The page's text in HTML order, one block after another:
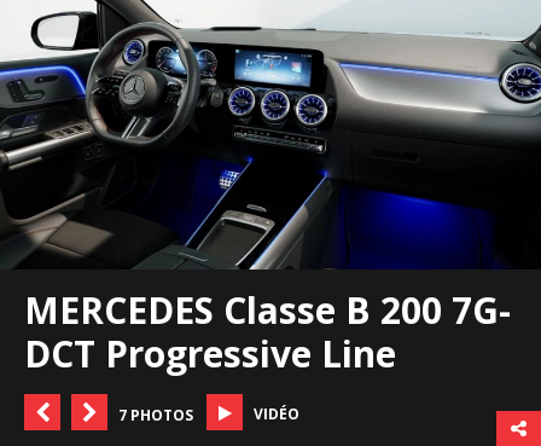
MERCEDES Classe B 200 7G-
DCT Progressive Line
7 PHOTOS VIDÉO